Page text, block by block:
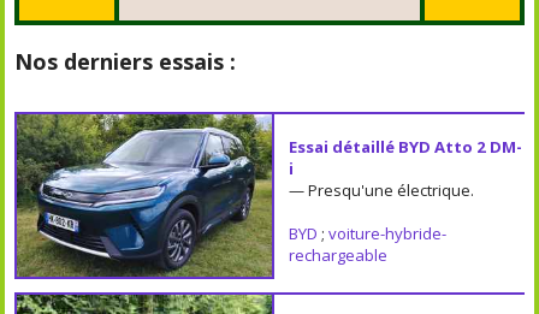
Nos derniers essais :
Essai détaillé BYD Atto 2 DM-
i
— Presqu'une électrique.
BYD ; voiture-hybride-
rechargeable